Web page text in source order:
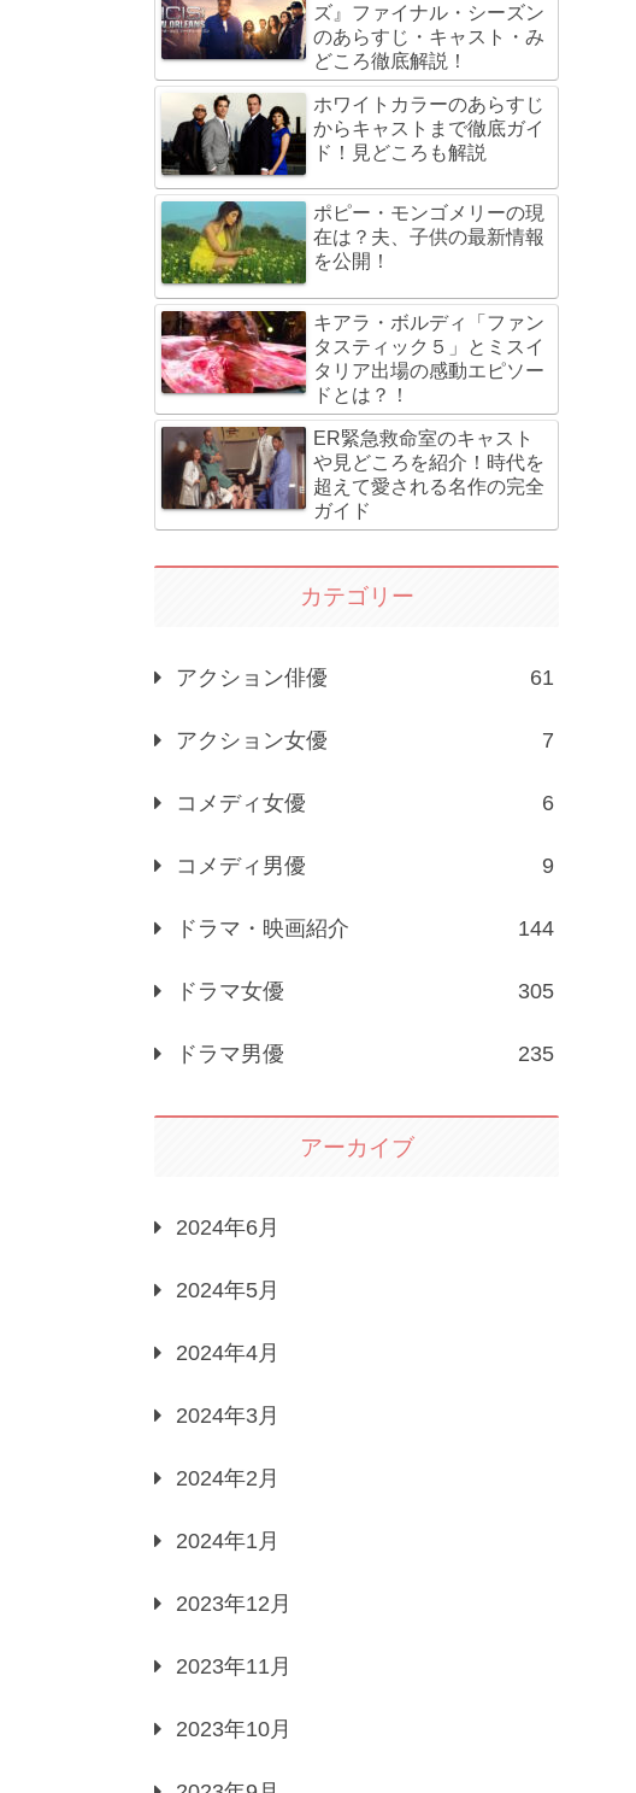
ズ』ファイナル・シーズン
のあらすじ・キャスト・み
どころ徹底解説！
ホワイトカラーのあらすじ
からキャストまで徹底ガイ
ド！見どころも解説
ポピー・モンゴメリーの現
在は？夫、子供の最新情報
を公開！
キアラ・ボルディ「ファン
タスティック５」とミスイ
タリア出場の感動エピソー
ドとは？！
ER緊急救命室のキャスト
や見どころを紹介！時代を
超えて愛される名作の完全
ガイド
カテゴリー
アクション俳優 61
アクション女優 7
コメディ女優 6
コメディ男優 9
ドラマ・映画紹介 144
ドラマ女優 305
ドラマ男優 235
アーカイブ
2024年6月
2024年5月
2024年4月
2024年3月
2024年2月
2024年1月
2023年12月
2023年11月
2023年10月